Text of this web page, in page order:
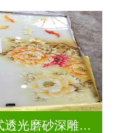
新中式透光磨砂深雕浮雕玻璃